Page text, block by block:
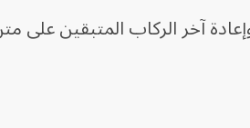
وإعادة آخر الركاب المتبقين على